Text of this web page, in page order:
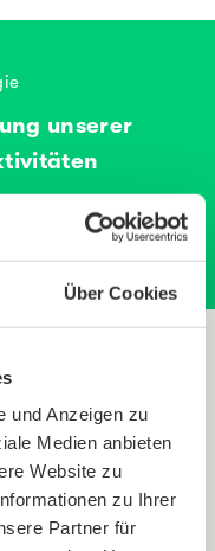
Über Cookies
und Anzeigen zu
Medien anbieten
Website zu
zu Ihrer
Partner für
unserer
in der
Standorten.